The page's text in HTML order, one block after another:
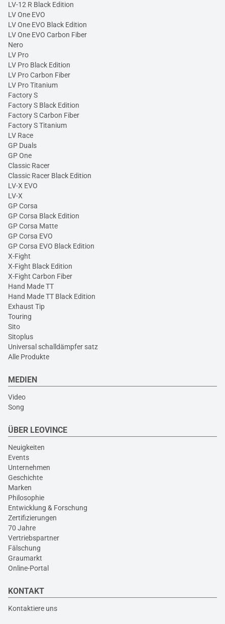
LV-12 R Black Edition
LV One EVO
LV One EVO Black Edition
LV One EVO Carbon Fiber
Nero
LV Pro
LV Pro Black Edition
LV Pro Carbon Fiber
LV Pro Titanium
Factory S
Factory S Black Edition
Factory S Carbon Fiber
Factory S Titanium
LV Race
GP Duals
GP One
Classic Racer
Classic Racer Black Edition
LV-X EVO
LV-X
GP Corsa
GP Corsa Black Edition
GP Corsa Matte
GP Corsa EVO
GP Corsa EVO Black Edition
X-Fight
X-Fight Black Edition
X-Fight Carbon Fiber
Hand Made TT
Hand Made TT Black Edition
Exhaust Tip
Touring
Sito
Sitoplus
Universal schalldämpfer satz
Alle Produkte
MEDIEN
Video
Song
ÜBER LEOVINCE
Neuigkeiten
Events
Unternehmen
Geschichte
Marken
Philosophie
Entwicklung & Forschung
Zertifizierungen
70 Jahre
Vertriebspartner
Fälschung
Graumarkt
Online-Portal
KONTAKT
Kontaktiere uns